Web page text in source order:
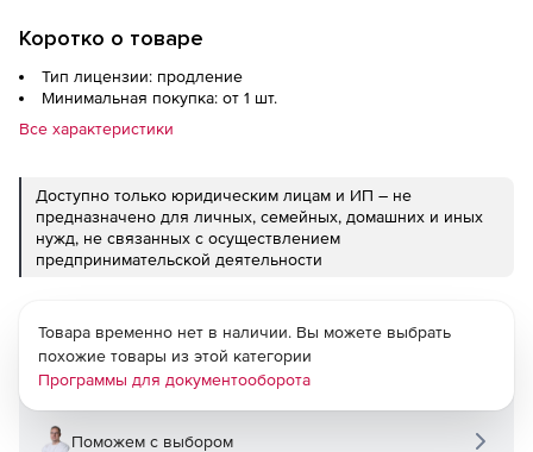
Коротко о товаре
Тип лицензии: продление
Минимальная покупка: от 1 шт.
Все характеристики
Доступно только юридическим лицам и ИП – не
предназначено для личных, семейных, домашних и иных
нужд, не связанных с осуществлением
предпринимательской деятельности
Товара временно нет в наличии. Вы можете выбрать
похожие товары из этой категории
Программы для документооборота
Поможем с выбором